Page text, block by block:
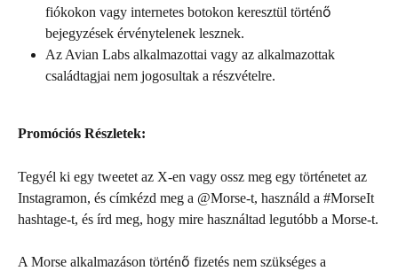
fiókokon vagy internetes botokon keresztül történő
bejegyzések érvénytelenek lesznek.
Az Avian Labs alkalmazottai vagy az alkalmazottak
családtagjai nem jogosultak a részvételre.
Promóciós Részletek:
Tegyél ki egy tweetet az X-en vagy ossz meg egy történetet az
Instagramon, és címkézd meg a @Morse-t, használd a #MorseIt
hashtage-t, és írd meg, hogy mire használtad legutóbb a Morse-t.
A Morse alkalmazáson történő fizetés nem szükséges a